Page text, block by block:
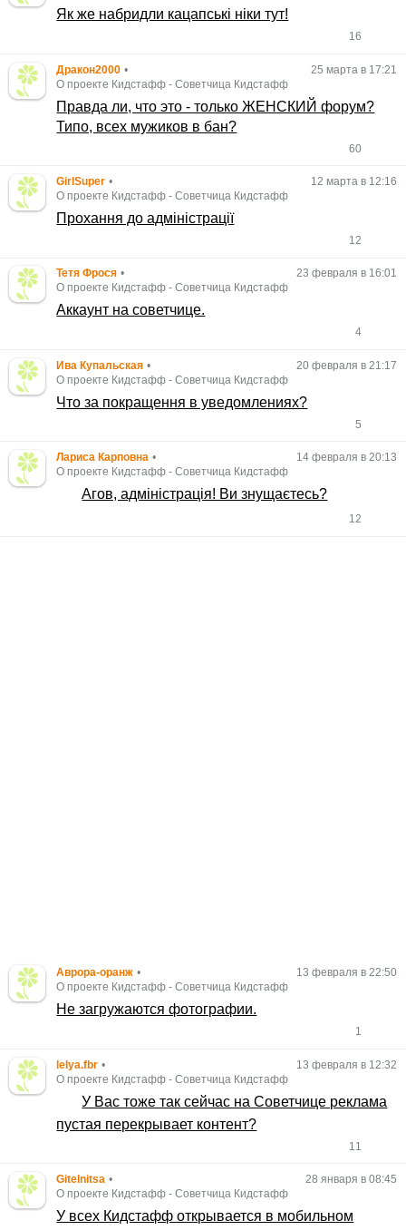
Як же набридли кацапські ніки тут!
16
Дракон2000 •
25 марта в 17:21
О проекте Кидстафф -Советчица Кидстафф
Правда ли, что это - только ЖЕНСКИЙ форум?
Типо, всех мужиков в бан?
60
GirlSuper •
12 марта в 12:16
О проекте Кидстафф -Советчица Кидстафф
Прохання до адміністрації
12
Тетя Фрося •
23 февраля в 16:01
О проекте Кидстафф -Советчица Кидстафф
Аккаунт на советчице.
4
Ива Купальская •
20 февраля в 21:17
О проекте Кидстафф -Советчица Кидстафф
Что за покращення в уведомлениях?
5
Лариса Карповна •
14 февраля в 20:13
О проекте Кидстафф -Советчица Кидстафф
Агов, адміністрація! Ви знущаєтесь?
12
Аврора-оранж •
13 февраля в 22:50
О проекте Кидстафф -Советчица Кидстафф
Не загружаются фотографии.
1
lelya.fbr •
13 февраля в 12:32
О проекте Кидстафф -Советчица Кидстафф
У Вас тоже так сейчас на Советчице реклама
пустая перекрывает контент?
11
Gitelnitsa •
28 января в 08:45
О проекте Кидстафф -Советчица Кидстафф
У всех Кидстафф открывается в мобильном